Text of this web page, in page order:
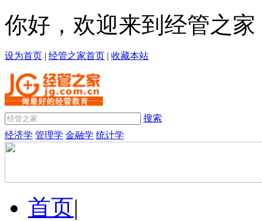
你好，欢迎来到经管之家
设为首页 | 经管之家首页 | 收藏本站
搜索
经济学 管理学 金融学 统计学
首页|